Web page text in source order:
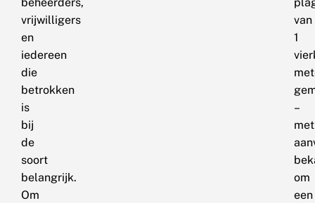
vrijwilligers
en
iedereen
die
betrokken
is
bij
de
soort
belangrijk.
Om
van
1
–
met
om
een